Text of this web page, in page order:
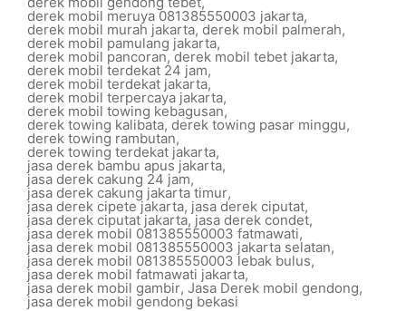
derek mobil meruya 081385550003 jakarta,
derek mobil murah jakarta, derek mobil palmerah,
derek mobil pamulang jakarta,
derek mobil pancoran,derek mobil tebet jakarta,
derek mobil terdekat 24 jam,
derek mobil terdekat jakarta,
derek mobil terpercaya jakarta,
derek mobil towing kebagusan,
derek towing kalibata, derek towing pasar minggu,
derek towing rambutan,
derek towing terdekat jakarta,
jasa derek bambu apus jakarta,
jasa derek cakung 24 jam,
jasa derek cakung jakarta timur,
jasa derek cipete jakarta, jasa derek ciputat,
jasa derek ciputat jakarta,jasa derek condet,
jasa derek mobil 081385550003 fatmawati,
jasa derek mobil 081385550003 jakarta selatan,
jasa derek mobil 081385550003 lebak bulus,
jasa derek mobil fatmawati jakarta,
jasa derek mobil gambir, Jasa Derek mobil gendong,
jasa derek mobil gendong bekasi